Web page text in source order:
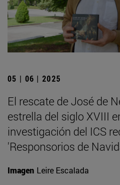
05 | 06 | 2025
El rescate de José de
estrella del siglo XVIII
investigación del ICS
'Responsorios de
Imagen Leire Escalada